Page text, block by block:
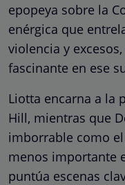
epopeya sobre la
enérgica que
violencia y
fascinante en ese
Liotta encarna a la
Hill, mientras que
imborrable como
menos importante
puntúa escenas